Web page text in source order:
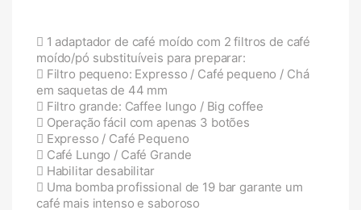
1 adaptador de café moído com 2 filtros de café
moído/pó substituíveis para preparar:
Filtro pequeno: Expresso / Café pequeno / Chá
em saquetas de 44 mm
Filtro grande: Caffee lungo / Big coffee
Operação fácil com apenas 3 botões
Expresso / Café Pequeno
Café Lungo / Café Grande
Habilitar desabilitar
Uma bomba profissional de 19 bar garante um
café mais intenso e saboroso